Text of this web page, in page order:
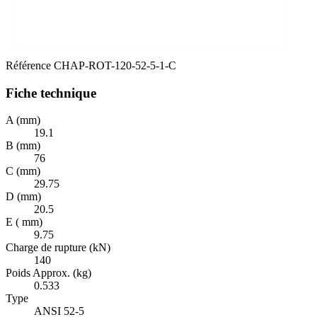
Référence CHAP-ROT-120-52-5-1-C
Fiche technique
A (mm)
19.1
B (mm)
76
C (mm)
29.75
D (mm)
20.5
E ( mm)
9.75
Charge de rupture (kN)
140
Poids Approx. (kg)
0.533
Type
ANSI 52-5